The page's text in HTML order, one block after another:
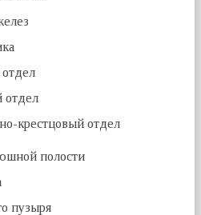
крестцовый отдел
полости
пузыря